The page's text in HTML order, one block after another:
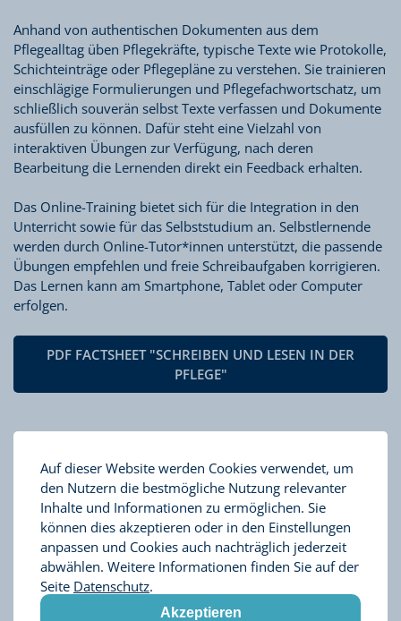
Anhand von authentischen Dokumenten aus dem
Pflegealltag üben Pflegekräfte, typische Texte wie Protokolle,
Schichteinträge oder Pflegepläne zu verstehen. Sie trainieren
einschlägige Formulierungen und Pflegefachwortschatz, um
schließlich souverän selbst Texte verfassen und Dokumente
ausfüllen zu können. Dafür steht eine Vielzahl von
interaktiven Übungen zur Verfügung, nach deren
Bearbeitung die Lernenden direkt ein Feedback erhalten.
Das Online-Training bietet sich für die Integration in den
Unterricht sowie für das Selbststudium an. Selbstlernende
werden durch Online-Tutor*innen unterstützt, die passende
Übungen empfehlen und freie Schreibaufgaben korrigieren.
Das Lernen kann am Smartphone, Tablet oder Computer
erfolgen.
PDF FACTSHEET "SCHREIBEN UND LESEN IN DER
PFLEGE"
Es stehen zwei verschiedene Lernbereiche zur
Wahl:
Hilfskräfte in der Pflege
Auf dieser Website werden Cookies verwendet, um
den Nutzern die bestmögliche Nutzung relevanter
Inhalte und Informationen zu ermöglichen. Sie
können dies akzeptieren oder in den Einstellungen
anpassen und Cookies auch nachträglich jederzeit
abwählen. Weitere Informationen finden Sie auf der
Seite Datenschutz.
Akzeptieren